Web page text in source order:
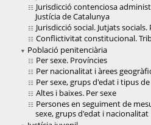
Jurisdicció contenciosa
Justícia de Catalunya
Jurisdicció social. Jutjats
Conflictivitat constitucional.
Població penitenciària
Per sexe. Províncies
Per nacionalitat i àrees
Per sexe, grups d'edat i tipus
Altes i baixes. Per sexe
Persones en seguiment de
sexe, grups d'edat i nacionalitat